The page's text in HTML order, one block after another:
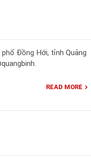
Đồng Hới, tỉnh Quảng
READ MORE